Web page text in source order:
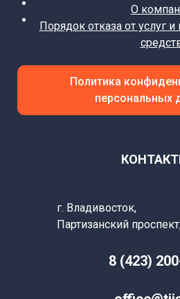
О
Порядок отказа от услуг
Политика
персональных
г. Владивосток,
Партизанский
8 (423)